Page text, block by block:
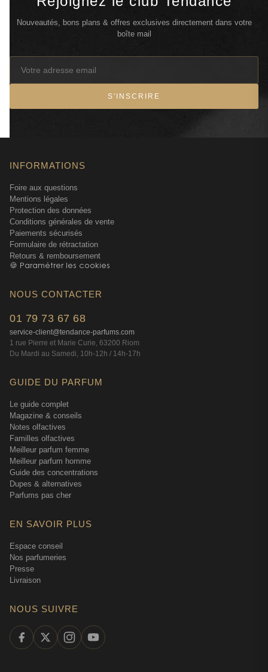
Nouveautés, bons plans & offres exclusives directement dans votre
boîte mail
S'INSCRIRE
INFORMATIONS
Foire aux questions
Mentions légales
Protection des données
Conditions générales de vente
Paiements sécurisés
Formulaire de rétractation
Retours & remboursement
🍪 Paramétrer les cookies
NOUS CONTACTER
01 79 73 67 68
service-client@tendance-parfums.com
1 rue Pierre et Marie Curie, 63200 Riom
Du Mardi au Samedi, 10h-12h / 14h-17h
GUIDE DU PARFUM
Le guide complet
Magazine & conseils
Notes olfactives
Familles olfactives
Meilleur parfum femme
Meilleur parfum homme
Guide des concentrations
Dupes & alternatives
Parfums pas cher
EN SAVOIR PLUS
Espace conseil
Nos parfumeries
Presse
Livraison
NOUS SUIVRE